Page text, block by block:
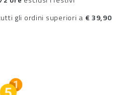
gli ordini superiori a € 39,90